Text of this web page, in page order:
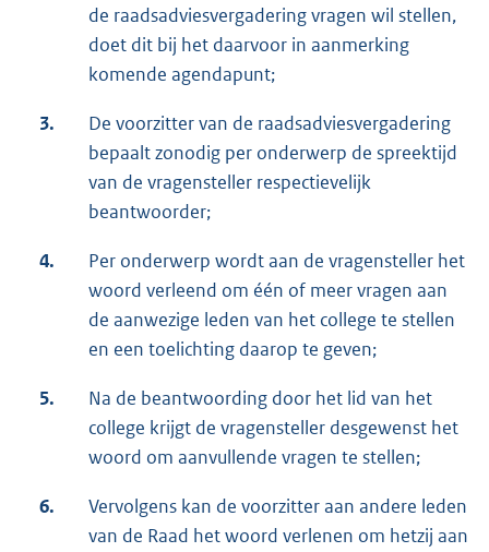
de raadsadviesvergadering vragen wil stellen,
doet dit bij het daarvoor in aanmerking
komende agendapunt;
3.
De voorzitter van de raadsadviesvergadering
bepaalt zonodig per onderwerp de spreektijd
van de vragensteller respectievelijk
beantwoorder;
4.
Per onderwerp wordt aan de vragensteller het
woord verleend om één of meer vragen aan
de aanwezige leden van het college te stellen
en een toelichting daarop te geven;
5.
Na de beantwoording door het lid van het
college krijgt de vragensteller desgewenst het
woord om aanvullende vragen te stellen;
6.
Vervolgens kan de voorzitter aan andere leden
van de Raad het woord verlenen om hetzij aan